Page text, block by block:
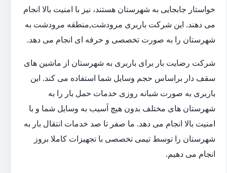
خواستار جابجایی به شهرستان هستند، نیز با امنیت بالا انجام
می دهند. این شرکت باربری مرودشت,منطقه مرودشت به
شهرستان را به صورت تخصصی و حرفه ای انجام می دهد.
شرکت رضایت بار برای باربری به شهرستان از ماشین های
سقف دار براساس حجم وسایل شما استفاده می کند. این
باربری به صورت شبانه روزی خدمات حمل بار را به
شهرستان های مختلف بدون هیچ آسیب به وسایل شما و با
امنیت بالا انجام می دهد. ما صفر تا صد خدمات انتقال بار به
شهرستان را توسط تیمی تخصصی با تجهیزات کاملا بروز
انجام می دهیم.